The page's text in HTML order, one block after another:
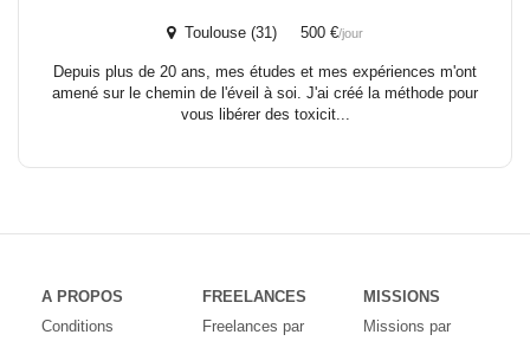
Toulouse (31) 500 €/jour
Depuis plus de 20 ans, mes études et mes expériences m'ont
amené sur le chemin de l'éveil à soi. J'ai créé la méthode pour
vous libérer des toxicit...
A PROPOS
Conditions
FREELANCES
Freelances par
MISSIONS
Missions par